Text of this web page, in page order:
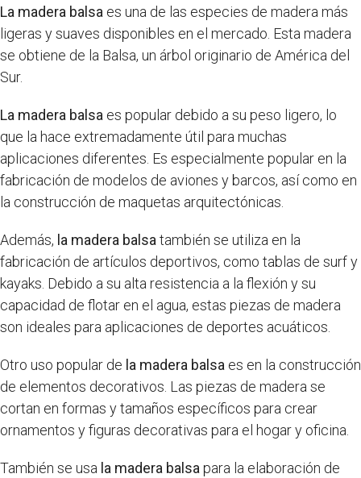
La madera balsa es una de las especies de madera más
ligeras y suaves disponibles en el mercado. Esta madera
se obtiene de la Balsa, un árbol originario de América del
Sur.
La madera balsa es popular debido a su peso ligero, lo
que la hace extremadamente útil para muchas
aplicaciones diferentes. Es especialmente popular en la
fabricación de modelos de aviones y barcos, así como en
la construcción de maquetas arquitectónicas.
Además, la madera balsatambién se utiliza en la
fabricación de artículos deportivos, como tablas de surf y
kayaks. Debido a su alta resistencia a la flexión y su
capacidad de flotar en el agua, estas piezas de madera
son ideales para aplicaciones de deportes acuáticos.
Otro uso popular de la madera balsa es en la construcción
de elementos decorativos. Las piezas de madera se
cortan en formas y tamaños específicos para crear
ornamentos y figuras decorativas para el hogar y oficina.
También se usa la madera balsapara la elaboración de